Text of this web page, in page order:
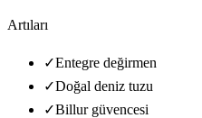
Artıları
✓Entegre değirmen
✓Doğal deniz tuzu
✓Billur güvencesi